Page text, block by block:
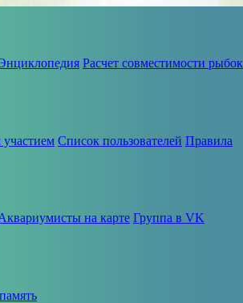
Расчет совместимости рыбок
Список пользователей Правила
на карте Группа в VK